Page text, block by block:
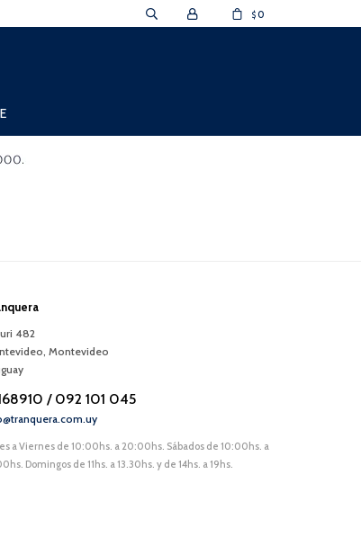
$ 0
482
, Montevideo
/ 092 101 045
a Viernes de 10:00hs. a 20:00hs. Sábados de 10:00hs. a
Domingos de 11hs. a 13.30hs. y de 14hs. a 19hs.